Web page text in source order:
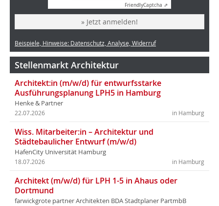
FriendlyCaptcha ⇗
» Jetzt anmelden!
Beispiele, Hinweise: Datenschutz, Analyse, Widerruf
Stellenmarkt Architektur
Architekt:in (m/w/d) für entwurfsstarke
Ausführungsplanung LPH5 in Hamburg
Henke & Partner
in Hamburg
22.07.2026
Wiss. Mitarbeiter:in – Architektur und
Städtebaulicher Entwurf (m/w/d)
HafenCity Universität Hamburg
in Hamburg
18.07.2026
Architekt (m/w/d) für LPH 1-5 in Ahaus oder
Dortmund
farwickgrote partner Architekten BDA Stadtplaner PartmbB